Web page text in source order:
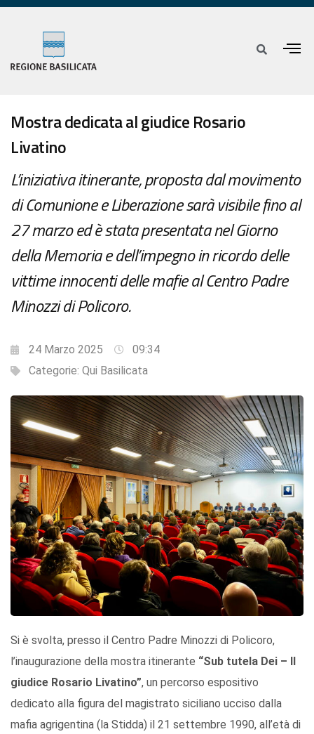
Mostra dedicata al giudice Rosario
Livatino
L’iniziativa itinerante, proposta dal movimento
di Comunione e Liberazione sarà visibile fino al
27 marzo ed è stata presentata nel Giorno
della Memoria e dell’impegno in ricordo delle
vittime innocenti delle mafie al Centro Padre
Minozzi di Policoro.
24 Marzo 2025
09:34
Categorie: Qui Basilicata
Si è svolta, presso il Centro Padre Minozzi di Policoro,
l’inaugurazione della mostra itinerante “Sub tutela Dei – Il
giudice Rosario Livatino”, un percorso espositivo
dedicato alla figura del magistrato siciliano ucciso dalla
mafia agrigentina (la Stidda) il 21 settembre 1990, all’età di